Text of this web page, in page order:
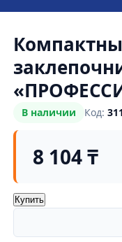
В наличии Код:
8 104 ₸
Купить